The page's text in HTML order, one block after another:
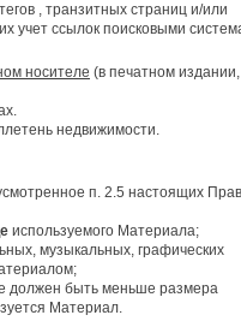
, транзитных страниц и/или
учет ссылок поисковыми
носителе (в печатном издании,
недвижимости.
п. 2.5 настоящих
используемого Материала;
музыкальных, графических
быть меньше размера
Материал.